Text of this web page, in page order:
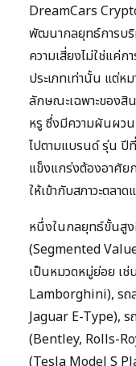
DreamCars
พัฒนากลยุทธ์การบริ
ความเสี่ยงไม่ใช่แค่
ประเภทเท่านั้น แต่ห
ลักษณะเฉพาะของสิ
หรู ซึ่งมีความผันผว
ไปตามแบรนด์ รุ่น ปี
แข็งแกร่งต้องอาศัย
ให้เข้ากับสภาวะตลา
หนึ่งในกลยุทธ์ขั้นสูง
(Segmented
เป็นหมวดหมู่ย่อย เ
Lamborghini), รถ
Jaguar E-Type), ร
(Bentley, Rolls-
(Tesla Model S